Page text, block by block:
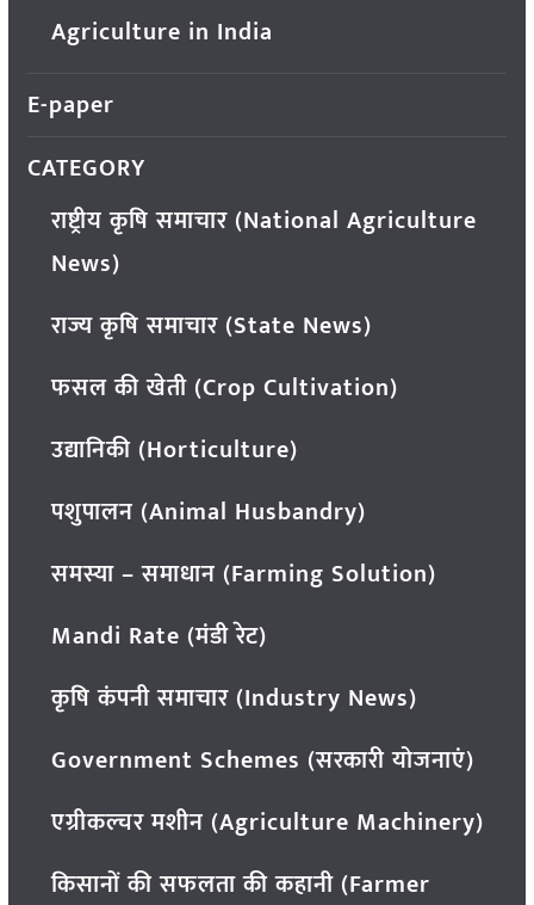
Agriculture in India
E-paper
CATEGORY
राष्ट्रीय कृषि समाचार (National Agriculture
News)
राज्य कृषि समाचार (State News)
फसल की खेती (Crop Cultivation)
उद्यानिकी (Horticulture)
पशुपालन (Animal Husbandry)
समस्या – समाधान (Farming Solution)
Mandi Rate (मंडी रेट)
कृषि कंपनी समाचार (Industry News)
Government Schemes (सरकारी योजनाएं)
एग्रीकल्चर मशीन (Agriculture Machinery)
किसानों की सफलता की कहानी (Farmer